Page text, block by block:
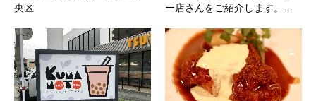
央区
ー店さんをご紹介します。…